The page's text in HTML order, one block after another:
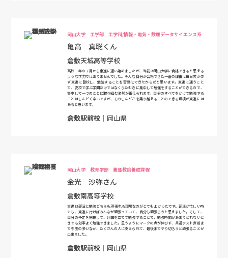
岡山大学 工学部 工学科/情報・電気・数理データサイエンス系
亀高 真聡くん
倉敷天城高等学校
高校一年の７月から東進に通い始めましたが、当初は岡山大学に合格できると思える
ような学力ではありませんでした。そんな自分が合格できた一番の理由は毎日欠かさ
ず東進に登校し、勉強することを習慣化できたからだと思います。東進に通うこと
で、高校で学ぶ学問だけではなくひたむきに集中して勉強をすることができるので、
集中して一つのことに取り組む姿勢が鍛えられます。自分のすべてをかけて勉強する
ことはしんどく辛いですが、そのしんどさを乗り越えることのできる環境が東進には
あると思います。
倉敷駅前校 ｜岡山県
岡山大学 教育学部 養護教諭養成課程
金光 沙弥さん
倉敷南高等学校
東進は部活と勉強どちらも頑張れる環境なのがとてもよかったです。部活が忙しい時
でも、東進に行けばみんなが頑張っていて、自分も頑張ろうと思えました。そして、
自分の予定を把握して、計画を立てて勉強することで、勉強時間があまりとれないと
きでも効率よく勉強できました。思うようにマークの点が伸びず、共通テスト直前ま
で不安の多いなか、たくさんの人に支えられて、最後までやり切ろうと頑張ることが
出来ました。
倉敷駅前校 ｜岡山県